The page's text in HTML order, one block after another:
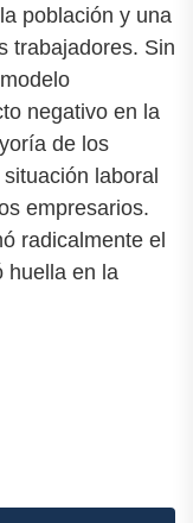
población y una
trabajadores. Sin
negativo en la
de los
laboral
empresarios.
radicalmente el
huella en la